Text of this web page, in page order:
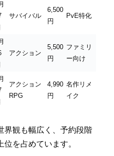
サバイバル
6,500
円
PvE特化
アクション
5,500
円
ファミリ
ー向け
アクション
RPG
4,990
円
名作リメ
イク
界観も幅広く、予約段階
を占めています。